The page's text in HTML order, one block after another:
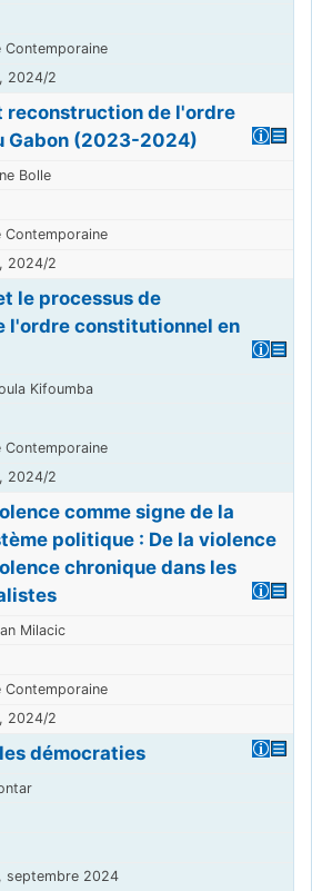
Contemporaine
2024/2
reconstruction de l'ordre
Gabon (2023-2024)
Bolle
Contemporaine
2024/2
le processus de
l'ordre constitutionnel en
Kifoumba
Contemporaine
2024/2
comme signe de la
politique : De la violence
chronique dans les
Milacic
Contemporaine
2024/2
démocraties
septembre 2024